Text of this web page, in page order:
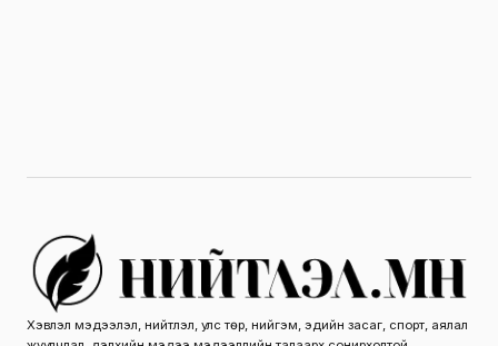
Хэвлэл мэдээлэл, нийтлэл, улс төр, нийгэм, эдийн засаг, спорт, аялал